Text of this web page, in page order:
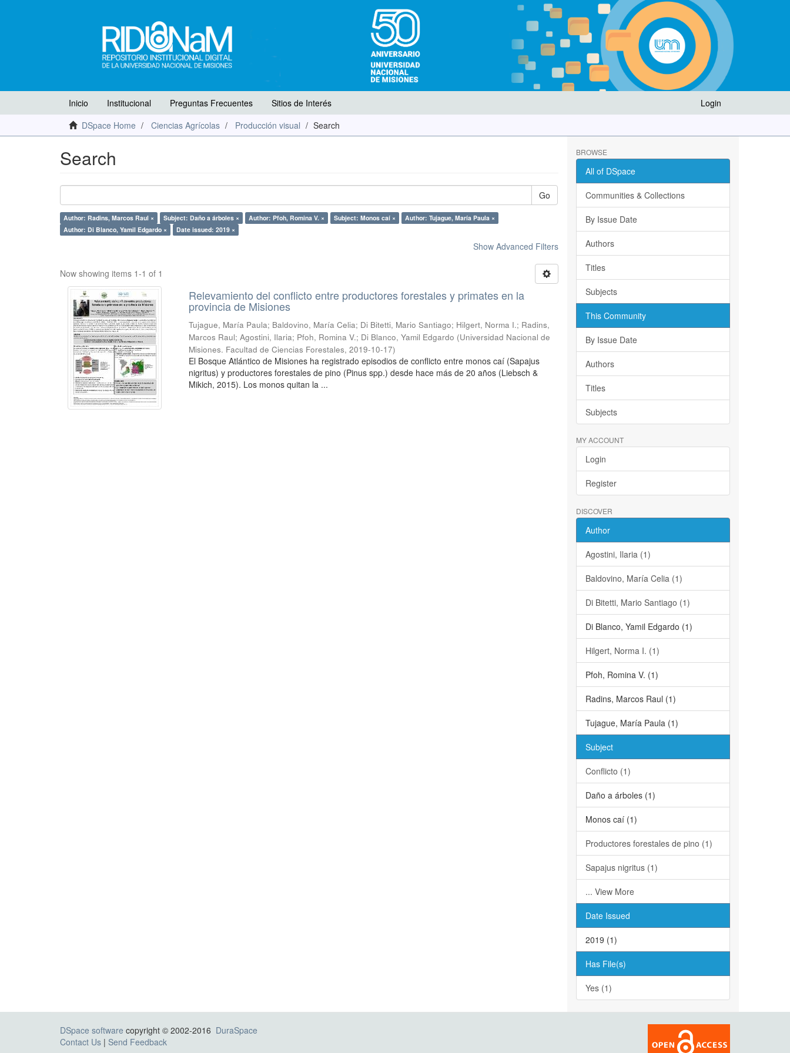
Login
Inicio Institucional Preguntas Frecuentes
Sitios de Interés
DSpace Home
Ciencias Agrícolas Producción visual Search
Search
Go
Author: Radins, Marcos Raul × Subject: Daño a árboles × Author: Pfoh, Romina V. × Subject: Monos caí ×
Author: Tujague, María Paula ×
Author: Di Blanco, Yamil Edgardo ×
Date issued: 2019 ×
Show Advanced Filters
Now showing items 1-1 of 1
Relevamiento del conflicto entre productores forestales y primates en la
provincia de Misiones
Tujague, María Paula; Baldovino, María Celia; Di Bitetti, Mario Santiago; Hilgert, Norma I.; Radins,
Marcos Raul; Agostini, Ilaria; Pfoh, Romina V.; Di Blanco, Yamil Edgardo (Universidad Nacional de
Misiones. Facultad de Ciencias Forestales,2019-10-17)
El Bosque Atlántico de Misiones ha registrado episodios de conflicto entre monos caí (Sapajus
nigritus) y productores forestales de pino (Pinus spp.) desde hace más de 20 años (Liebsch &
Mikich, 2015). Los monos quitan la ...
BROWSE
All of DSpace
Communities & Collections
By Issue Date
Authors
Titles
Subjects
This Community
By Issue Date
Authors
Titles
Subjects
MY ACCOUNT
Login
Register
DISCOVER
Author
Agostini, Ilaria (1)
Baldovino, María Celia (1)
Di Bitetti, Mario Santiago (1)
Di Blanco, Yamil Edgardo (1)
Hilgert, Norma I. (1)
Pfoh, Romina V. (1)
Radins, Marcos Raul (1)
Tujague, María Paula (1)
Subject
Conflicto (1)
Daño a árboles (1)
Monos caí (1)
Productores forestales de pino (1)
Sapajus nigritus (1)
... View More
Date Issued
2019 (1)
Has File(s)
Yes (1)
DSpace software copyright © 2002-2016 DuraSpace
Contact Us | Send Feedback